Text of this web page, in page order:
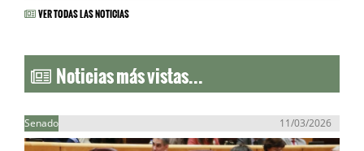
VER TODAS LAS NOTICIAS
Noticias más vistas...
Senado 11/03/2026